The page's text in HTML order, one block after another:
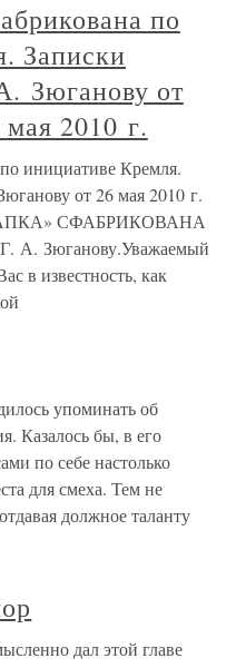
по
Записки
Зюганову от
2010 г.
инициативе Кремля.
от 26 мая 2010 г.
СФАБРИКОВАНА
Зюганову.Уважаемый
в известность, как
упоминать об
Казалось бы, в его
по себе настолько
для смеха. Тем не
должное таланту
дал этой главе